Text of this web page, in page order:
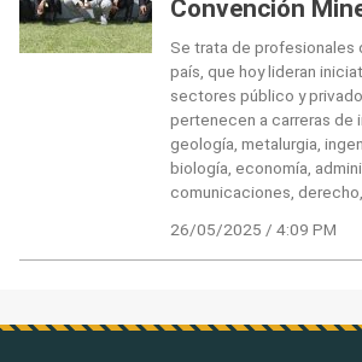
Convención
Se trata de profesionales
país, que hoy lideran
sectores público y
pertenecen a carreras de
geología, metalurgia,
biología, economía,
comunicaciones,
26/05/2025 / 4:09 PM